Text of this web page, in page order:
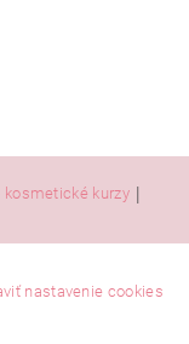
kosmetické kurzy
nastavenie cookies